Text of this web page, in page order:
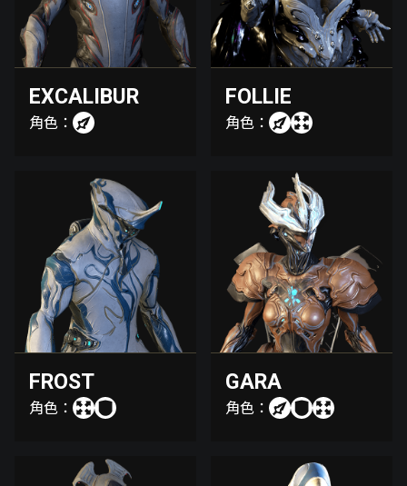
EXCALIBUR
角色：
FOLLIE
角色：
FROST
角色：
GARA
角色：